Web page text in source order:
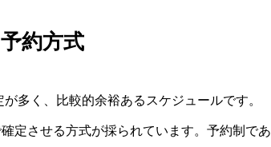
約方式
多く、比較的余裕あるスケジュールです。
定させる方式が採られています。予約制であ